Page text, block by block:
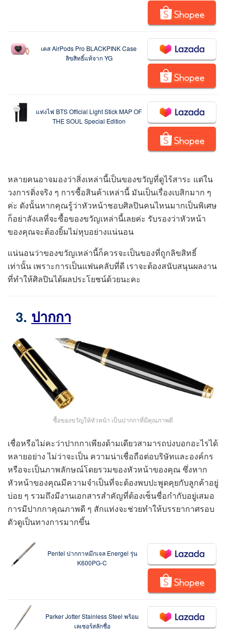
เคส AirPods Pro BLACKPINK Case
ลิขสิทธิ์แท้จาก YG
แท่งไฟ BTS Official Light Stick MAP OF
THE SOUL Special Edition
หลายคนอาจมองว่าสิ่งเหล่านี้เป็นของขวัญที่ดูไร้สาระ แต่ใน
วงการติ่งจริง ๆ การซื้อสินค้าเหล่านี้ มันเป็นเรื่องเบสิกมาก ๆ
ค่ะ ดังนั้นหากคุณรู้ว่าหัวหน้าชอบศิลปินคนไหนมากเป็นพิเศษ
ก็อย่าลังเลที่จะซื้อของขวัญเหล่านี้เลยค่ะ รับรองว่าหัวหน้า
ของคุณจะต้องยิ้มไม่หุบอย่างแน่นอน
แน่นอนว่าของขวัญเหล่านี้ก็ควรจะเป็นของที่ถูกลิขสิทธิ์
เท่านั้น เพราะการเป็นแฟนคลับที่ดี เราจะต้องสนับสนุนผลงาน
ที่ทำให้ศิลปินได้ผลประโยชน์ด้วยนะคะ
3. ปากกา
ซื้อของขวัญให้หัวหน้า เป็นปากกาที่มีคุณภาพดี
เชื่อหรือไม่คะว่าปากกาเพียงด้ามเดียวสามารถบ่งบอกอะไรได้
หลายอย่าง ไม่ว่าจะเป็น ความน่าเชื่อถือต่อบริษัทและองค์กร
หรือจะเป็นภาพลักษณ์โดยรวมของหัวหน้าของคุณ ซึ่งหาก
หัวหน้าของคุณมีความจำเป็นที่จะต้องพบปะพูดคุยกับลูกค้าอยู่
บ่อย ๆ รวมถึงมีงานเอกสารสำคัญที่ต้องเซ็นชื่อกำกับอยู่เสมอ
การมีปากกาคุณภาพดี ๆ สักแท่งจะช่วยทำให้บรรยากาศรอบ
ตัวดูเป็นทางการมากขึ้น
Pentel ปากกาหมึกเจล Energel รุ่น
K600PG-C
Parker Jotter Stainless Steel พร้อม
เลเซอร์สลักชื่อ